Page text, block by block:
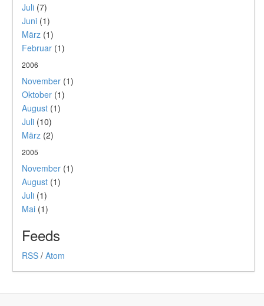
Juli (7)
Juni (1)
März (1)
Februar (1)
2006
November (1)
Oktober (1)
August (1)
Juli (10)
März (2)
2005
November (1)
August (1)
Juli (1)
Mai (1)
Feeds
RSS / Atom